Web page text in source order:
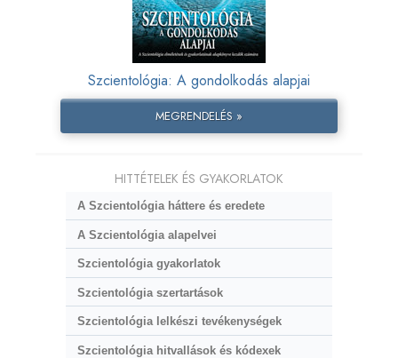
Szcientológia: A gondolkodás alapjai
MEGRENDELÉS »
HITTÉTELEK ÉS GYAKORLATOK
A Szcientológia háttere és eredete
A Szcientológia alapelvei
Szcientológia gyakorlatok
Szcientológia szertartások
Szcientológia lelkészi tevékenységek
Szcientológia hitvallások és kódexek